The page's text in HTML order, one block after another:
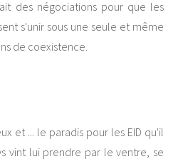
des négociations pour que les
s'unir sous une seule et même
de coexistence.
et ... le paradis pour les EID qu'il
vint lui prendre par le ventre, se